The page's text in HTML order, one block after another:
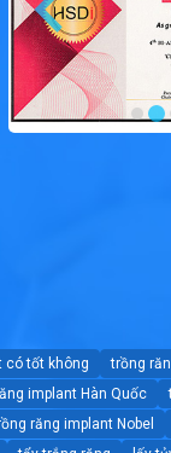
có tốt không trồng
implant Hàn Quốc
răng implant Nobel